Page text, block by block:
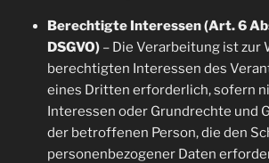
Berechtigte Interessen (Art. 6
DSGVO)– Die Verarbeitung ist zur
berechtigten Interessen des
eines Dritten erforderlich, sofern
Interessen oder Grundrechte und
der betroffenen Person, die den
personenbezogener Daten